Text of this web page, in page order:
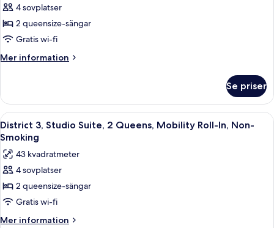
rökare
(District
3)
rullstolsanpassad
-
icke-
(District
Deluxe-
rum
-
2
-
icke-
rökare
(District
3
Dlx
Poolside
Cabana)
4 sovplatser
2 queensize-sängar
Gratis wi-fi
Mer information
Mer
rum
2
queensize-
icke-
(District
3
Poolside
Se priser
Öppna
alla
foton
för
District
3,
Studio
Suite,
Ett hotellrum med två sängar, ett
6
District 3, Studio Suite, 2 Queens, Mobility Roll-In, Non-
Smoking
43 kvadratmeter
4 sovplatser
2 queensize-sängar
Gratis wi-fi
Mer information
Mer